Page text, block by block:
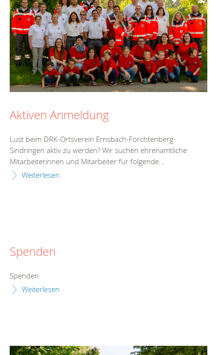
Aktiven Anmeldung
Lust beim DRK-Ortsverein Ernsbach-Forchtenberg-
Sindringen aktiv zu werden? Wir suchen ehrenamtliche
Mitarbeiterinnen und Mitarbeiter für folgende...
Weiterlesen
Spenden
Spenden
Weiterlesen